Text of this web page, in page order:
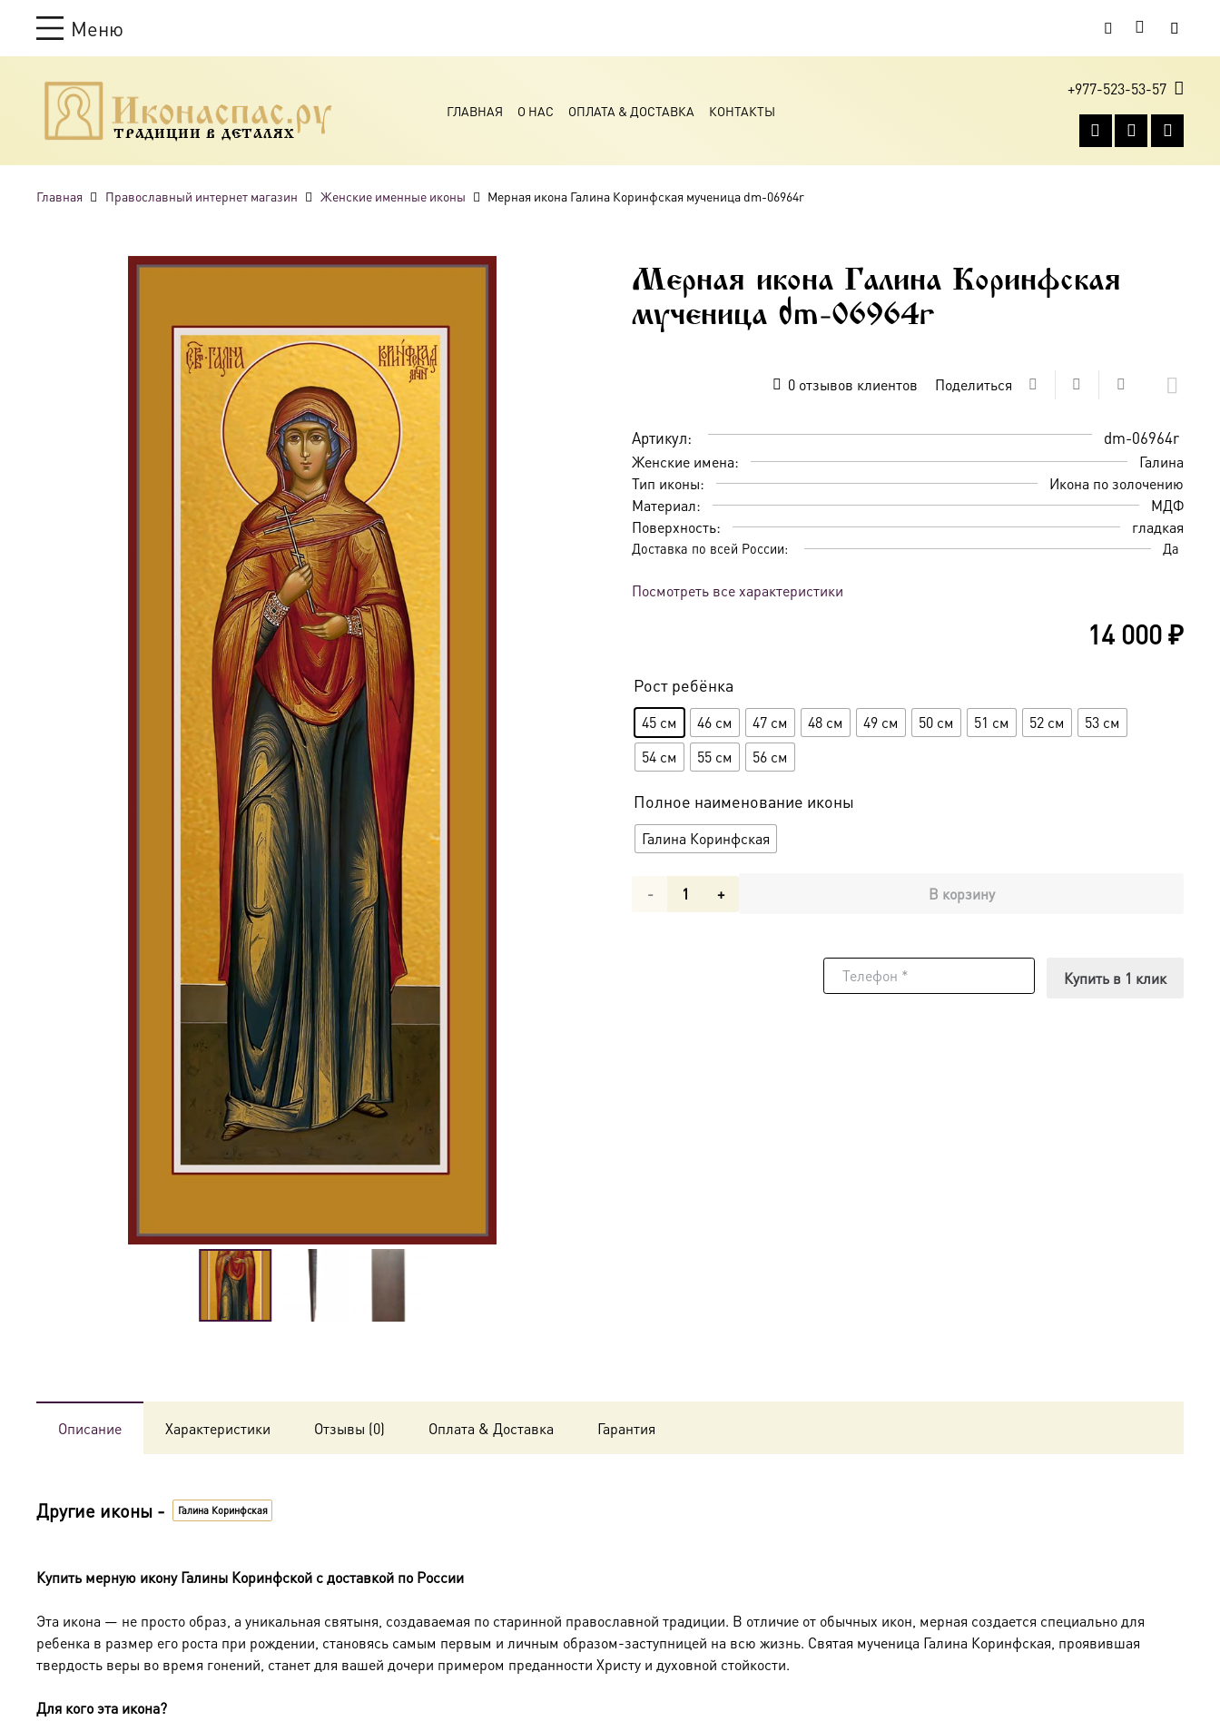
Меню
ТРАДИЦИИ В ДЕТАЛЯХ
ГЛАВНАЯ О НАС ОПЛАТА & ДОСТАВКА КОНТАКТЫ
+977-523-53-57
Главная Православный интернет магазин Женские именные иконы Мерная икона Галина Коринфская мученица dm-06964r
Мерная икона Галина Коринфская
мученица dm-06964r
0отзывов клиентов Поделиться
Артикул: dm-06964r
Женские имена:
Галина
Тип иконы:
Икона по золочению
Материал:
МДФ
Поверхность:
гладкая
Доставка по всей России: Да
Посмотреть все характеристики
14 000₽
Рост ребёнка
45 см 46 см 47 см 48 см 49 см 50 см 51 см 52 см
53 см
54 см
55 см 56 см
Полное наименование иконы
Галина Коринфская
Количество
В корзину
Купить в 1 клик
Описание Характеристики Отзывы (0) Оплата & Доставка Гарантия
Другие иконы - Галина Коринфская
Купить мерную икону Галины Коринфской с доставкой по России
Эта икона — не просто образ, а уникальная святыня, создаваемая по старинной православной традиции. В отличие от обычных икон, мерная создается специально для
ребенка в размер его роста при рождении, становясь самым первым и личным образом-заступницей на всю жизнь. Святая мученица Галина Коринфская, проявившая
твердость веры во время гонений, станет для вашей дочери примером преданности Христу и духовной стойкости.
Для кого эта икона?